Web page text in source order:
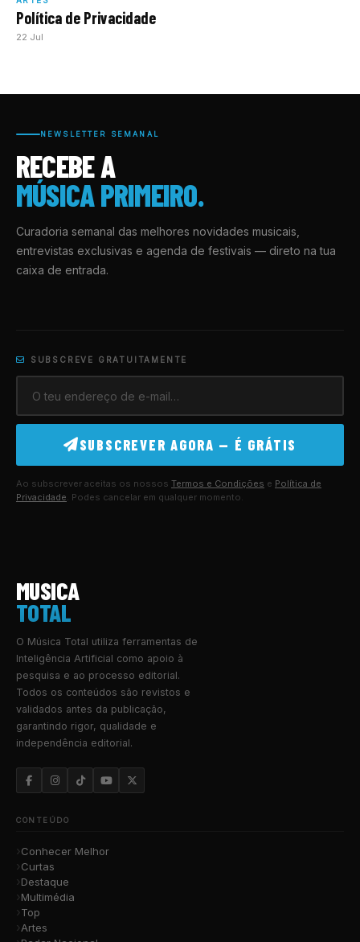
Política de Privacidade
22 Jul
NEWSLETTER SEMANAL
RECEBE A
MÚSICA PRIMEIRO.
Curadoria semanal das melhores novidades musicais,
entrevistas exclusivas e agenda de festivais — direto na tua
caixa de entrada.
SUBSCREVE GRATUITAMENTE
SUBSCREVER AGORA — É GRÁTIS
Ao subscrever aceitas os nossos Termos e Condições e Política de
Privacidade. Podes cancelar em qualquer momento.
MUSICA
TOTAL
O Música Total utiliza ferramentas de
Inteligência Artificial como apoio à
pesquisa e ao processo editorial.
Todos os conteúdos são revistos e
validados antes da publicação,
garantindo rigor, qualidade e
independência editorial.
CONTEÚDO
Conhecer Melhor
Curtas
Destaque
Multimédia
Top
Artes